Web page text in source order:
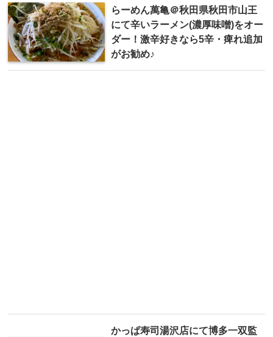
らーめん萬亀＠秋田県秋田市山王
にて辛いラーメン(濃厚味噌)をオー
ダー！激辛好きなら5辛・痺れ追加
がお勧め♪
かっぱ寿司湯沢店にて博多一双監